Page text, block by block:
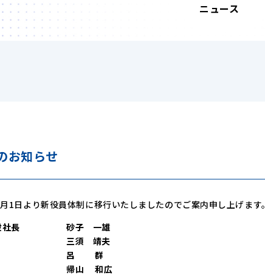
ニュース
お知らせ
1日より新役員体制に移行いたしましたのでご案内申し上げます。
長
砂子 一雄
三須 靖夫
呂 群
帰山 和広